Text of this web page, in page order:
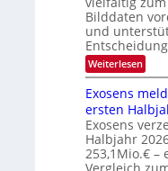
h
T
a
l
k
s
d
e
r
V
I
S
I
O
N
2
u
E
l
e
k
t
r
o
n
Bilddaten
und
Weiterlesen:
W
n
n
d
i
e
K
Exosens
ersten
Exosens
Halbjahr
253,1Mio.€ –